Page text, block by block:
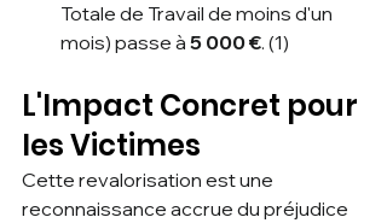
Totale de Travail de moins d'un
mois) passe à 5 000 €. (1)
L'Impact Concret pour
les Victimes
Cette revalorisation est une
reconnaissance accrue du préjudice